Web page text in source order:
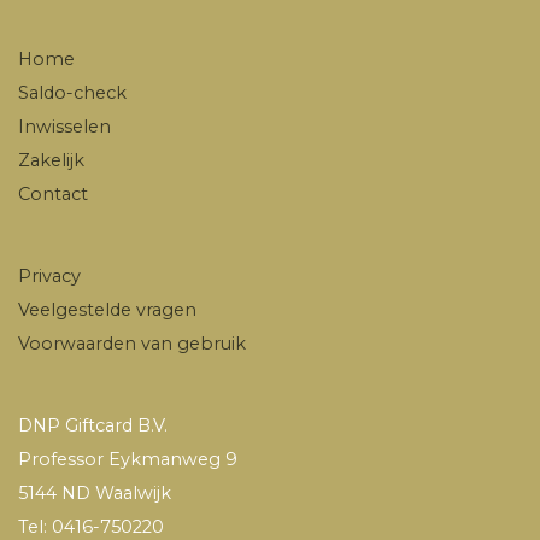
Home
Saldo-check
Inwisselen
Zakelijk
Contact
Privacy
Veelgestelde vragen
Voorwaarden van gebruik
DNP Giftcard B.V.
Professor Eykmanweg 9
5144 ND Waalwijk
Tel: 0416-750220